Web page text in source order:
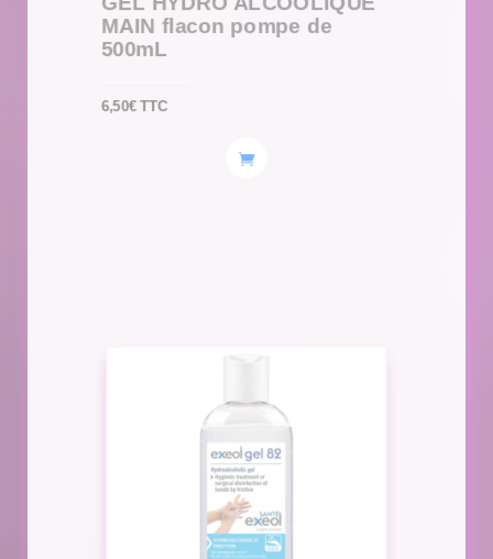
MAIN flacon pompe de
500mL
6,50€ TTC